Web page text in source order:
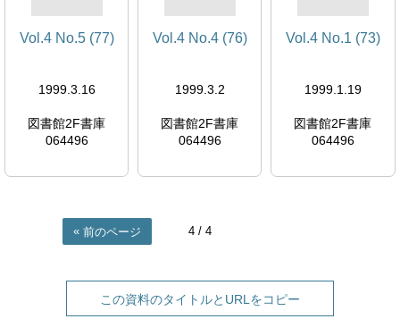
Vol.4 No.5 (77)
1999.3.16
図書館2F書庫
064496
Vol.4 No.4 (76)
1999.3.2
図書館2F書庫
064496
Vol.4 No.1 (73)
1999.1.19
図書館2F書庫
064496
前のページ 4 / 4
この資料のタイトルとURLをコピー